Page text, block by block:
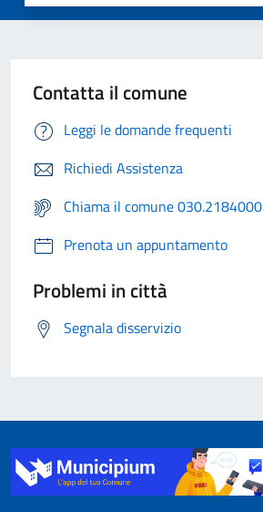
Contatta il comune
Leggi le domande frequenti
Richiedi Assistenza
Chiama il comune 030.2184000
Prenota un appuntamento
Problemi in città
Segnala disservizio